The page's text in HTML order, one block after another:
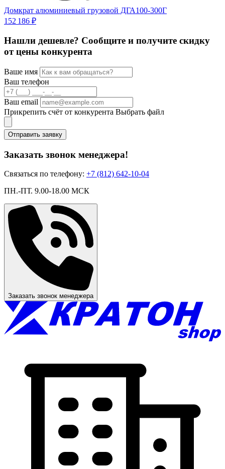
Домкрат алюминиевый грузовой ДГА100-300Г
152 186 ₽
Нашли дешевле? Сообщите и получите скидку
от цены конкурента
Ваше имя
Ваш телефон
Ваш email
Прикрепить счёт от конкурента Выбрать файл
Отправить заявку
Заказать звонок менеджера!
Связаться по телефону: +7 (812) 642-10-04
ПН.-ПТ. 9.00-18.00 МСК
Заказать звонок менеджера